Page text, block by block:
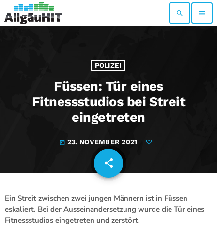
search menu
POLIZEI
Füssen: Tür eines
Fitnessstudios bei Streit
eingetreten
today 23. NOVEMBER 2021
share
email
Ein Streit zwischen zwei jungen Männern ist in Füssen
eskaliert. Bei der Ausseinandersetzung wurde die Tür eines
Fitnessstudios eingetreten und zerstört.